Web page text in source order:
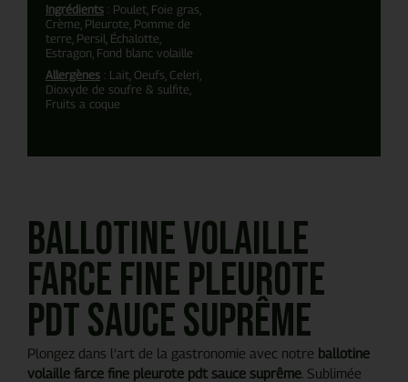
Ingrédients : Poulet, Foie gras,
Crème, Pleurote, Pomme de
terre, Persil, Échalotte,
Estragon, Fond blanc volaille
Allergènes : Lait, Oeufs, Celeri,
Dioxyde de soufre & sulfite,
Fruits a coque
Ballotine volaille
farce fine pleurote
pdt sauce suprême
Plongez dans l’art de la gastronomie avec notre ballotine
volaille farce fine pleurote pdt sauce suprême . Sublimée